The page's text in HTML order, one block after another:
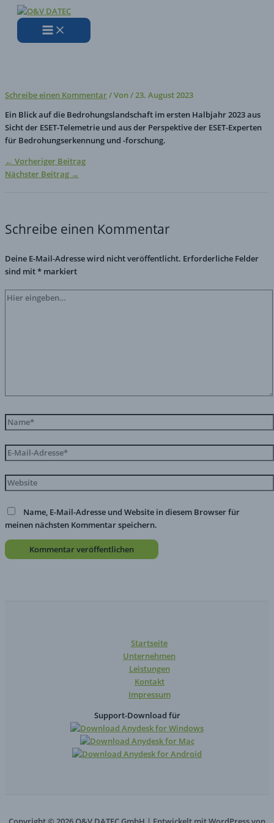
Zum
Inhalt
Schreibe einen Kommentar/ Von/23. August 2023
Ein Blick auf die Bedrohungslandschaft im ersten Halbjahr 2023 aus
Sicht der ESET-Telemetrie und aus der Perspektive der ESET-Experten
für Bedrohungserkennung und -forschung.
← Vorheriger Beitrag
Nächster Beitrag →
Schreibe einen Kommentar
Deine E-Mail-Adresse wird nicht veröffentlicht. Erforderliche Felder
sind mit* markiert
Hier
eingeben…
Name*
Mail-
Website
Name, E-Mail-Adresse und Website in diesem Browser für
meinen nächsten Kommentar speichern.
Startseite
Unternehmen
Leistungen
Kontakt
Impressum
Support-Download für